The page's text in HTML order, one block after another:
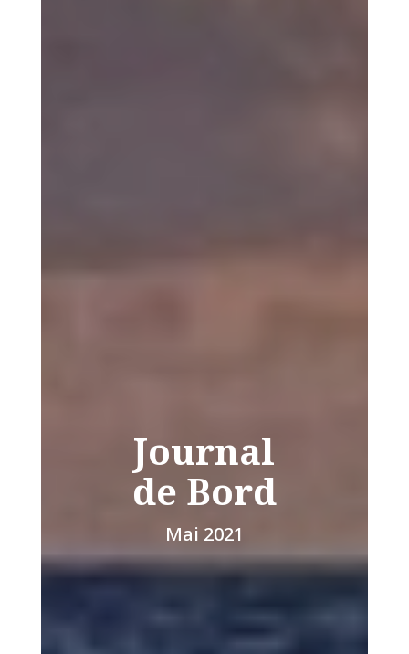
Journal
de Bord
Mai 2021